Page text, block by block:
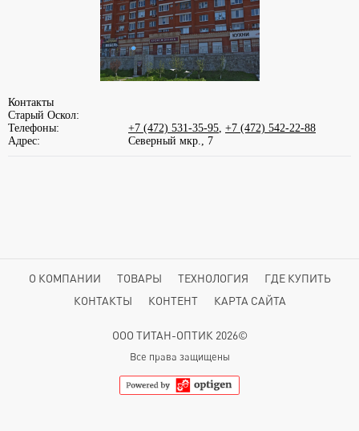
Контакты
Старый Оскол:
Телефоны:
+7 (472) 531-35-95, +7 (472) 542-22-88
Адрес:
Северный мкр., 7
О КОМПАНИИ ТОВАРЫ ТЕХНОЛОГИЯ
ГДЕ КУПИТЬ
КОНТАКТЫ
КОНТЕНТ КАРТА САЙТА
ООО ТИТАН-ОПТИК 2026©
Все права защищены